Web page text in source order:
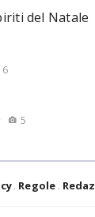
del Natale
6
5
Regole